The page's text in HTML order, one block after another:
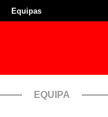
Equipas
EQUIPA